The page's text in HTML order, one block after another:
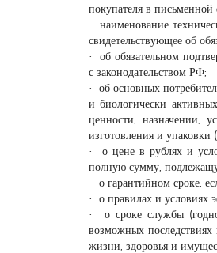
покупателя в
· наименование
свидетельствующее об
· об обязательном
с законодательством РФ;
· об основных
и биологически
ценности, назначении,
изготовления и упаковки
· о цене в рублях и
полную сумму,
· о гарантийном сроке,
· о правилах и условиях
· о сроке службы
возможных последствиях
жизни, здоровья и